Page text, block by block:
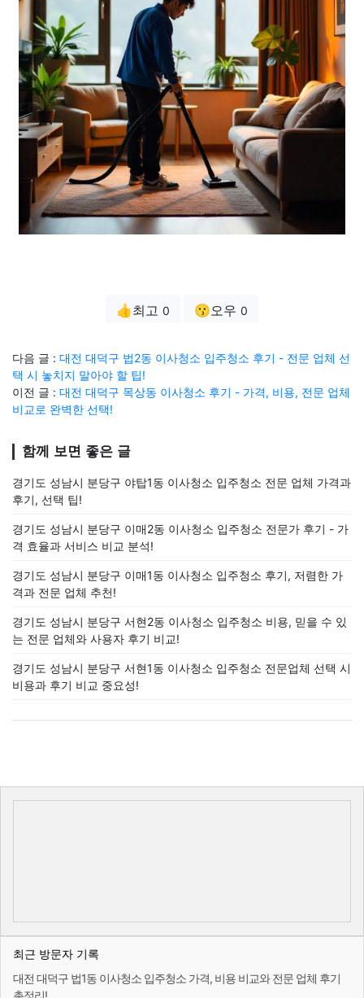
👍최고 0 😗오우 0
다음 글 : 대전 대덕구 법2동 이사청소 입주청소 후기 - 전문 업체 선
택 시 놓치지 말아야 할 팁!
이전 글 : 대전 대덕구 목상동 이사청소 후기 - 가격, 비용, 전문 업체
비교로 완벽한 선택!
함께 보면 좋은 글
경기도 성남시 분당구 야탑1동 이사청소 입주청소 전문 업체 가격과
후기, 선택 팁!
경기도 성남시 분당구 이매2동 이사청소 입주청소 전문가 후기 - 가
격 효율과 서비스 비교 분석!
경기도 성남시 분당구 이매1동 이사청소 입주청소 후기, 저렴한 가
격과 전문 업체 추천!
경기도 성남시 분당구 서현2동 이사청소 입주청소 비용, 믿을 수 있
는 전문 업체와 사용자 후기 비교!
경기도 성남시 분당구 서현1동 이사청소 입주청소 전문업체 선택 시
비용과 후기 비교 중요성!
최근 방문자 기록
대전 대덕구 법1동 이사청소 입주청소 가격, 비용 비교와 전문 업체 후기
총정리!